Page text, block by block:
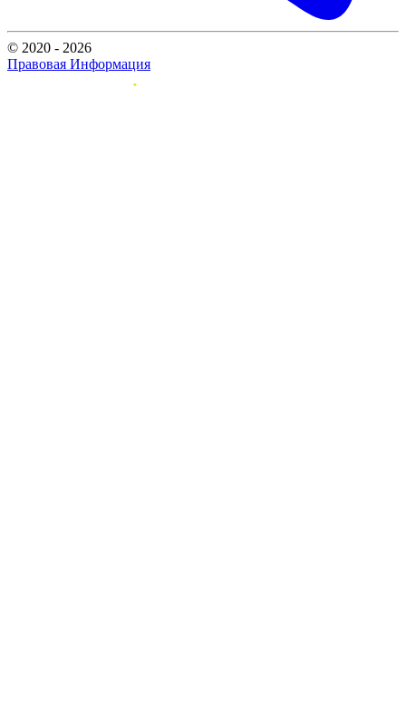
© 2020 - 2026
Правовая Информация